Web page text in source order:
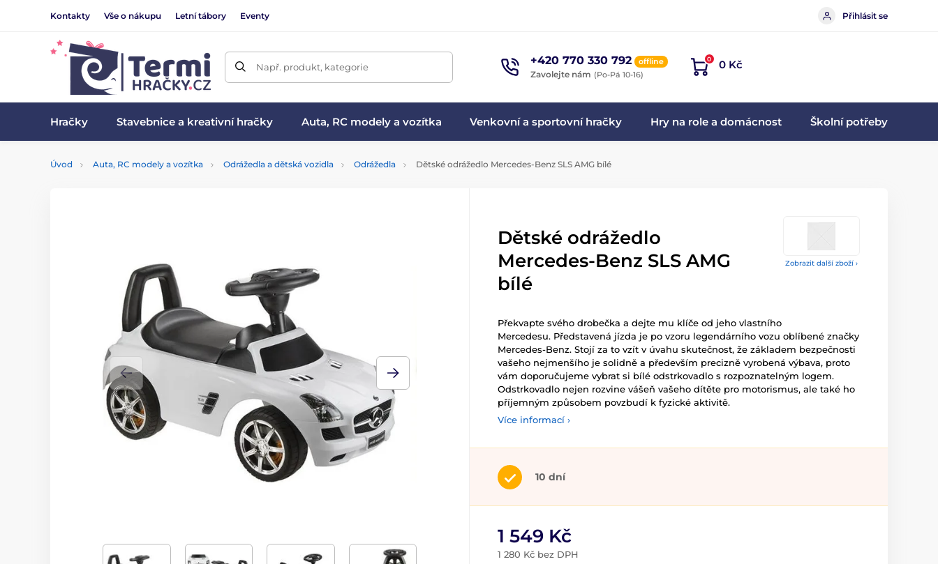
Kontakty Vše o nákupu Letní tábory Eventy Přihlásit se
Např. produkt, kategorie +420 770 330 792 offline
Zavolejte nám (Po-Pá 10-16)
0 0 Kč
Hračky Stavebnice a kreativní hračky Auta, RC modely a vozítka Venkovní a sportovní hračky Hry na role a domácnost Školní potřeby
Úvod Auta, RC modely a vozítka Odrážedla a dětská vozidla Odrážedla Dětské odrážedlo Mercedes-Benz SLS AMG bílé
Zobrazit další zboží ›
Dětské odrážedlo
Mercedes-Benz SLS AMG
bílé
Překvapte svého drobečka a dejte mu klíče od jeho vlastního
Mercedesu. Představená jízda je po vzoru legendárního vozu oblíbené značky
Mercedes-Benz. Stojí za to vzít v úvahu skutečnost, že základem bezpečnosti
vašeho nejmenšího je solidně a především precizně vyrobená výbava, proto
vám doporučujeme vybrat si bílé odstrkovadlo s rozpoznatelným logem.
Odstrkovadlo nejen rozvine vášeň vašeho dítěte pro motorismus, ale také ho
příjemným způsobem povzbudí k fyzické aktivitě.
Více informací ›
10 dní
1 549 Kč
1 280 Kč bez DPH